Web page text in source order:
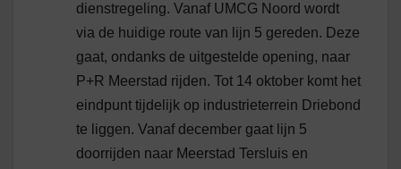
dienstregeling. Vanaf UMCG Noord wordt
via de huidige route van lijn 5 gereden. Deze
gaat, ondanks de uitgestelde opening, naar
P+R Meerstad rijden. Tot 14 oktober komt het
eindpunt tijdelijk op industrieterrein Driebond
te liggen. Vanaf december gaat lijn 5
doorrijden naar Meerstad Tersluis en